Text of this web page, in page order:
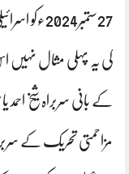
کی یہ پہلی مثال نہیں
کے بانی سربراہ شیخ احمد
مزاحمتی تحریک کے